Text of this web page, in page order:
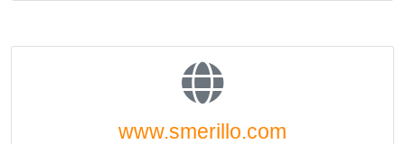
www.smerillo.com